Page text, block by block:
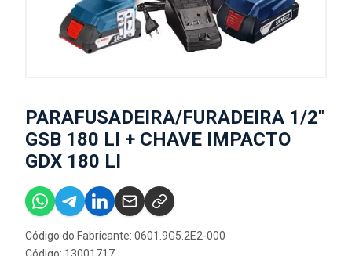
PARAFUSADEIRA/FURADEIRA 1/2"
GSB 180 LI + CHAVE IMPACTO
GDX 180 LI
Código do Fabricante: 0601.9G5.2E2-000